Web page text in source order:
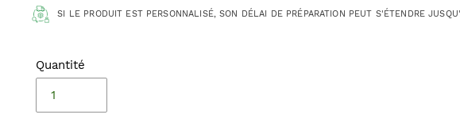
SI LE PRODUIT EST PERSONNALISÉ, SON DÉLAI DE PRÉPARATION PEUT S'ÉTENDRE
Quantité